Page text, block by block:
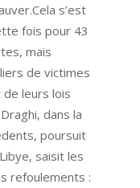
s’est
fois pour 43
mais
de victimes
leurs lois
dans la
poursuit
saisit les
refoulements :